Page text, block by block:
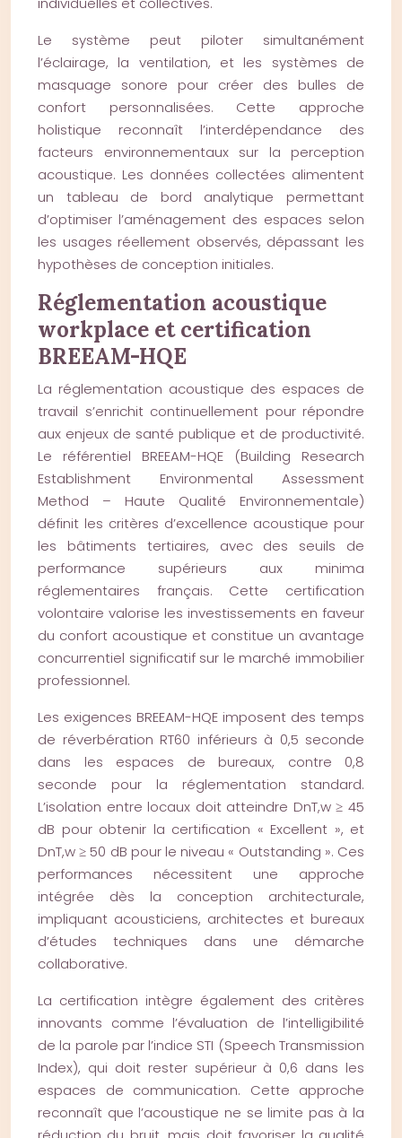
Le système peut piloter simultanément
l’éclairage, la ventilation, et les systèmes de
masquage sonore pour créer des bulles de
confort personnalisées. Cette approche
holistique reconnaît l’interdépendance des
facteurs environnementaux sur la perception
acoustique. Les données collectées alimentent
un tableau de bord analytique permettant
d’optimiser l’aménagement des espaces selon
les usages réellement observés, dépassant les
hypothèses de conception initiales.
Réglementation acoustique
workplace et certification
BREEAM-HQE
La réglementation acoustique des espaces de
travail s’enrichit continuellement pour répondre
aux enjeux de santé publique et de productivité.
Le référentiel BREEAM-HQE (Building Research
Establishment Environmental Assessment
Method – Haute Qualité Environnementale)
définit les critères d’excellence acoustique pour
les bâtiments tertiaires, avec des seuils de
performance supérieurs aux minima
réglementaires français. Cette certification
volontaire valorise les investissements en faveur
du confort acoustique et constitue un avantage
concurrentiel significatif sur le marché immobilier
professionnel.
Les exigences BREEAM-HQE imposent des temps
de réverbération RT60 inférieurs à 0,5 seconde
dans les espaces de bureaux, contre 0,8
seconde pour la réglementation standard.
L’isolation entre locaux doit atteindre DnT,w ≥ 45
dB pour obtenir la certification « Excellent », et
DnT,w ≥ 50 dB pour le niveau « Outstanding ». Ces
performances nécessitent une approche
intégrée dès la conception architecturale,
impliquant acousticiens, architectes et bureaux
d’études techniques dans une démarche
collaborative.
La certification intègre également des critères
innovants comme l’évaluation de l’intelligibilité
de la parole par l’indice STI (Speech Transmission
Index), qui doit rester supérieur à 0,6 dans les
espaces de communication. Cette approche
reconnaît que l’acoustique ne se limite pas à la